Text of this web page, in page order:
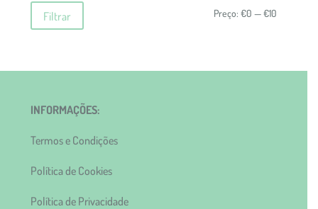
Preço
Preço
Filtrar Preço: €0 —€10
INFORMAÇÕES:
Termos e Condições
Política de Cookies
Política de Privacidade